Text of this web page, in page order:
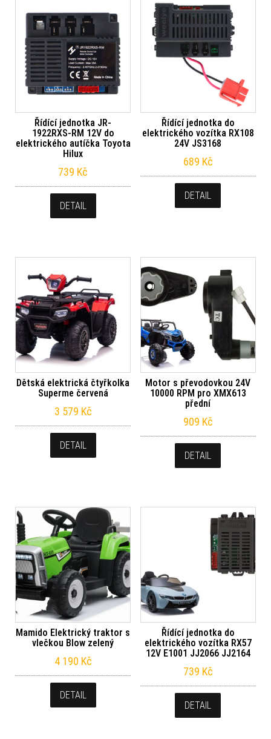
Řídící jednotka JR-
1922RXS-RM 12V do
elektrického autíčka Toyota
Hilux
739 Kč
DETAIL
Řídící jednotka do
elektrického vozítka RX108
24V JS3168
689 Kč
DETAIL
Dětská elektrická čtyřkolka
Superme červená
3 579 Kč
DETAIL
Motor s převodovkou 24V
10000 RPM pro XMX613
přední
909 Kč
DETAIL
Mamido Elektrický traktor s
vlečkou Blow zelený
4 190 Kč
DETAIL
Řídící jednotka do
elektrického vozítka RX57
12V E1001 JJ2066 JJ2164
739 Kč
DETAIL